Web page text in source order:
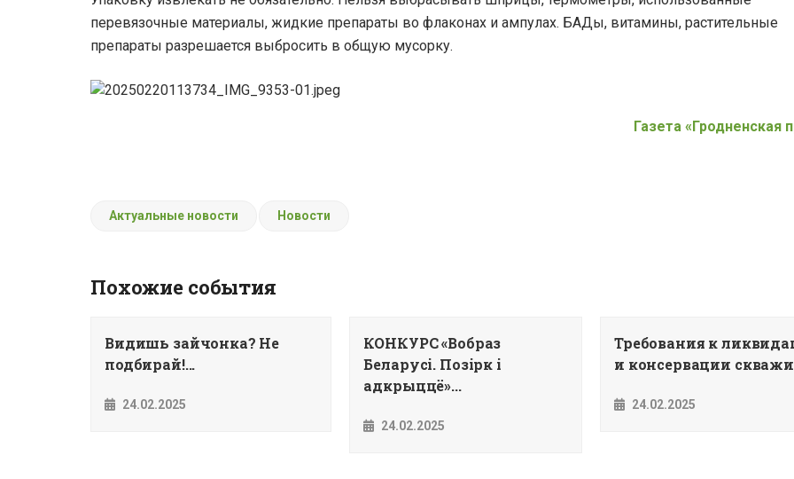
перевязочные материалы, жидкие препараты во флаконах и ампулах. БАДы, витамины, растительные
препараты разрешается выбросить в общую мусорку.
Газета «Гродненская
Актуальные новости Новости
Похожие события
Видишь зайчонка? Не
подбирай!...
24.02.2025
КОНКУРС «Вобраз
Беларусi. Позiрк i
адкрыццё»...
24.02.2025
Требования к
и консервации
24.02.2025